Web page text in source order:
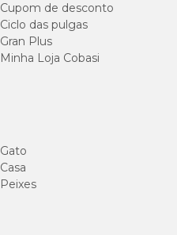
Cupom de desconto
Ciclo das pulgas
Gran Plus
Minha Loja Cobasi
Gato
Casa
Peixes